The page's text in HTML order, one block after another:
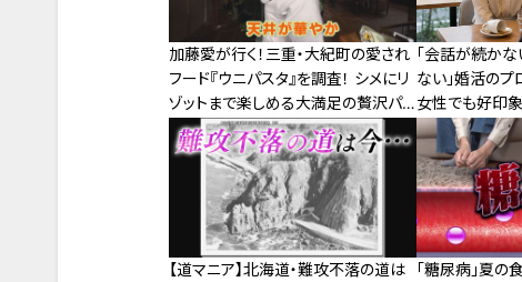
加藤愛が行く！三重・大紀町の愛され
フード『ウニパスタ』を調査！ シメにリ
ゾットまで楽しめる大満足の贅沢パ
スタ
「会話が続かな
ない」婚活の
女性でも好印
【道マニア】北海道・難攻不落の道は
「糖尿病」夏